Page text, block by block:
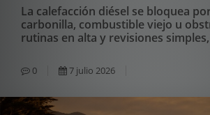
La calefacción diésel se bloquea
carbonilla, combustible viejo u
rutinas en alta y revisiones
0 7 julio 2026